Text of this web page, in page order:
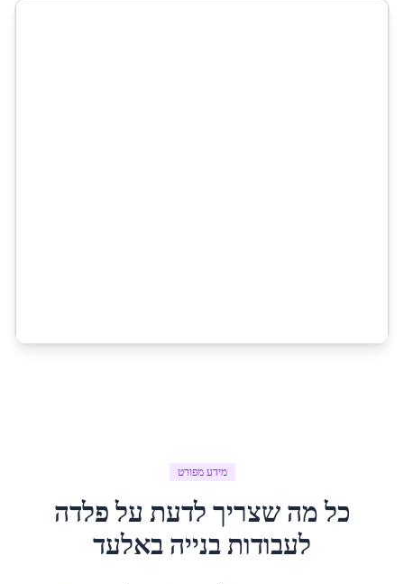
מידע מפורט
כל מה שצריך לדעת עלפלדה
לעבודות בנייה באלעד